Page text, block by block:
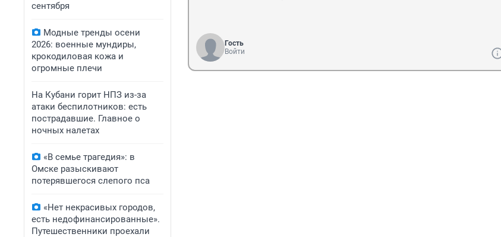
сентября
Модные тренды осени
2026: военные мундиры,
крокодиловая кожа и
огромные плечи
На Кубани горит НПЗ из-за
атаки беспилотников: есть
пострадавшие. Главное о
ночных налетах
«В семье трагедия»: в
Омске разыскивают
потерявшегося слепого пса
«Нет некрасивых городов,
есть недофинансированные».
Путешественники проехали
Гость
Войти